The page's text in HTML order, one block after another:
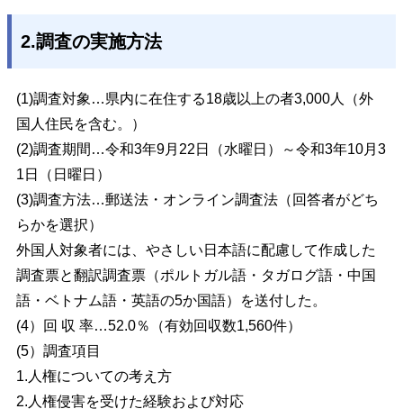
2.調査の実施方法
(1)調査対象…県内に在住する18歳以上の者3,000人（外
国人住民を含む。）
(2)調査期間…令和3年9月22日（水曜日）～令和3年10月3
1日（日曜日）
(3)調査方法…郵送法・オンライン調査法（回答者がどち
らかを選択）
外国人対象者には、やさしい日本語に配慮して作成した
調査票と翻訳調査票（ポルトガル語・タガログ語・中国
語・ベトナム語・英語の5か国語）を送付した。
(4）回 収 率…52.0％（有効回収数1,560件）
(5）調査項目
1.人権についての考え方
2.人権侵害を受けた経験および対応